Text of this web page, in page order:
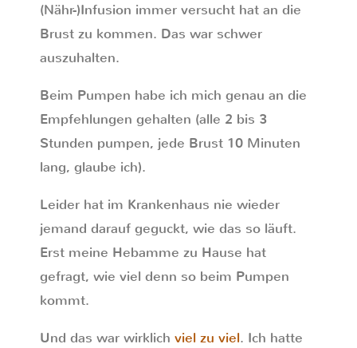
(Nähr-)Infusion immer versucht hat an die
Brust zu kommen. Das war schwer
auszuhalten.
Beim Pumpen habe ich mich genau an die
Empfehlungen gehalten (alle 2 bis 3
Stunden pumpen, jede Brust 10 Minuten
lang, glaube ich).
Leider hat im Krankenhaus nie wieder
jemand darauf geguckt, wie das so läuft.
Erst meine Hebamme zu Hause hat
gefragt, wie viel denn so beim Pumpen
kommt.
Und das war wirklich viel zu viel. Ich hatte